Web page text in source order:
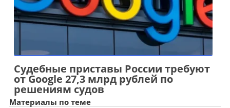
Судебные приставы России требуют
от Google 27,3 млрд рублей по
решениям судов
Материалы по теме